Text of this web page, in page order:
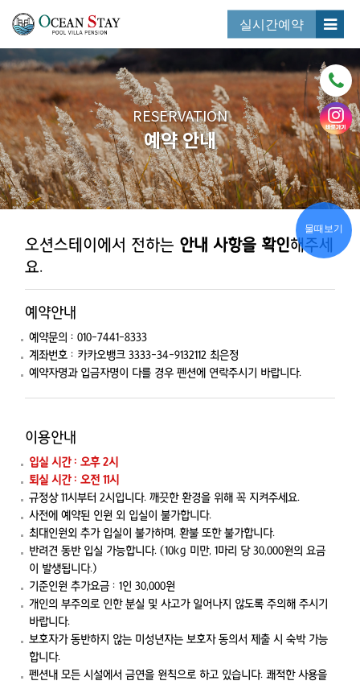
물때보기
실시간예약
RESERVATION
예약 안내
오션스테이에서 전하는 안내 사항을 확인해주세
요.
예약안내
예약문의 : 010-7441-8333
계좌번호 : 카카오뱅크 3333-34-9132112 최은정
예약자명과 입금자명이 다를 경우 펜션에 연락주시기 바랍니다.
이용안내
입실 시간 : 오후 2시
퇴실 시간 : 오전 11시
규정상 11시부터 2시입니다. 깨끗한 환경을 위해 꼭 지켜주세요.
사전에 예약된 인원 외 입실이 불가합니다.
최대인원외 추가 입실이 불가하며, 환불 또한 불가합니다.
반려견 동반 입실 가능합니다. (10kg 미만, 1마리 당 30,000원의 요금
이 발생됩니다.)
기준인원 추가요금 : 1인 30,000원
개인의 부주의로 인한 분실 및 사고가 일어나지 않도록 주의해 주시기
바랍니다.
보호자가 동반하지 않는 미성년자는 보호자 동의서 제출 시 숙박 가능
합니다.
펜션내 모든 시설에서 금연을 원칙으로 하고 있습니다. 쾌적한 사용을